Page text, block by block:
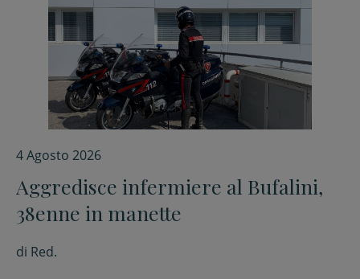
4 Agosto 2026
Aggredisce infermiere al Bufalini,
38enne in manette
di Red.